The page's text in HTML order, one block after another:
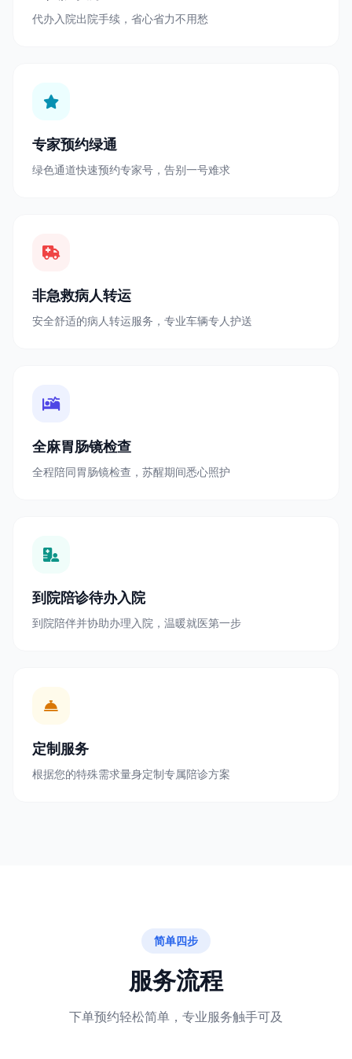
代办入院出院手续，省心省力不用愁
专家预约绿通
绿色通道快速预约专家号，告别一号难求
非急救病人转运
安全舒适的病人转运服务，专业车辆专人护送
全麻胃肠镜检查
全程陪同胃肠镜检查，苏醒期间悉心照护
到院陪诊待办入院
到院陪伴并协助办理入院，温暖就医第一步
定制服务
根据您的特殊需求量身定制专属陪诊方案
简单四步
服务流程
下单预约轻松简单，专业服务触手可及